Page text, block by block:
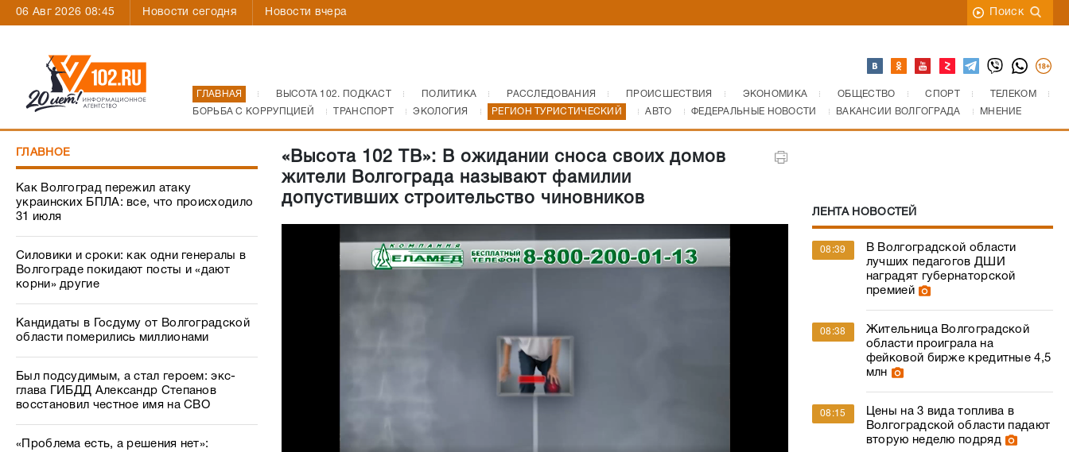
06 Авг 2026 08:45 Новости сегодня Новости вчера Поиск
ГЛАВНАЯ ВЫСОТА 102. ПОДКАСТ ПОЛИТИКА РАССЛЕДОВАНИЯ ПРОИСШЕСТВИЯ ЭКОНОМИКА ОБЩЕСТВО СПОРТ
ТЕЛЕКОМ
БОРЬБА С КОРРУПЦИЕЙ
ТРАНСПОРТ ЭКОЛОГИЯ РЕГИОН ТУРИСТИЧЕСКИЙ АВТО ФЕДЕРАЛЬНЫЕ НОВОСТИ ВАКАНСИИ ВОЛГОГРАДА МНЕНИЕ
ГЛАВНОЕ
Как Волгоград пережил атаку
украинских БПЛА: все, что происходило
31 июля
Силовики и сроки: как одни генералы в
Волгограде покидают посты и «дают
корни» другие
Кандидаты в Госдуму от Волгоградской
области померились миллионами
Был подсудимым, а стал героем: экс-
глава ГИБДД Александр Степанов
восстановил честное имя на СВО
«Проблема есть, а решения нет»:
«Высота 102 ТВ»: В ожидании сноса своих домов
жители Волгограда называют фамилии
допустивших строительство чиновников
ЛЕНТА НОВОСТЕЙ
08:39
В Волгоградской области
лучших педагогов ДШИ
наградят губернаторской
премией
08:38
Жительница Волгоградской
области проиграла на
фейковой бирже кредитные 4,5
млн
08:15
Цены на 3 вида топлива в
Волгоградской области падают
вторую неделю подряд